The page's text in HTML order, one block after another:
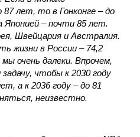
лет, то в Гонконге – до
Японией – почти 85 лет.
Швейцария и Австралия.
жизни в России – 74,2
очень далеки. Впрочем,
чтобы к 2030 году
а к 2036 году – до 81
неизвестно.